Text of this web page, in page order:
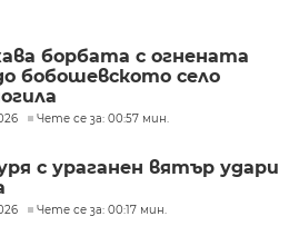
борбата с огнената
бобошевското село
Чете се за: 00:57 мин.
с ураганен вятър удари
Чете се за: 00:17 мин.